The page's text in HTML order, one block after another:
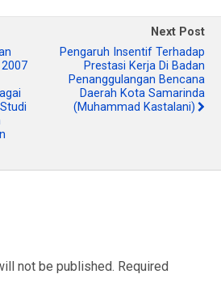
Next Post
Pengaruh Insentif Terhadap
Prestasi Kerja Di Badan
Penanggulangan Bencana
Daerah Kota Samarinda
(Muhammad Kastalani)
not be published. Required